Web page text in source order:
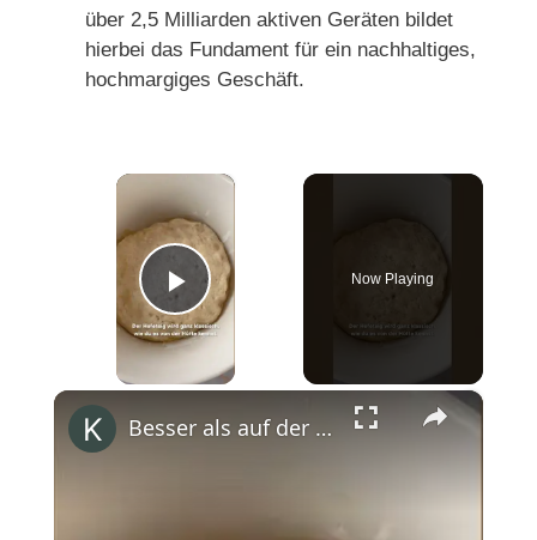
über 2,5 Milliarden aktiven Geräten bildet
hierbei das Fundament für ein nachhaltiges,
hochmargiges Geschäft.
×
Play Video
Now Playing
×
Besser als auf der Skihütte 🤗 #shorts